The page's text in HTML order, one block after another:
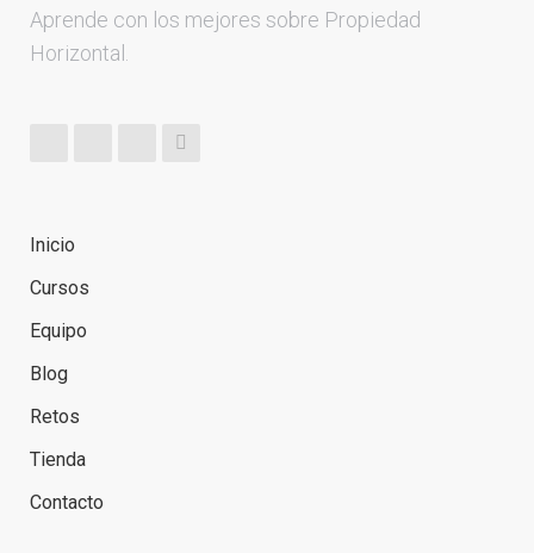
Aprende con los mejores sobre Propiedad
Horizontal.
Inicio
Cursos
Equipo
Blog
Retos
Tienda
Contacto